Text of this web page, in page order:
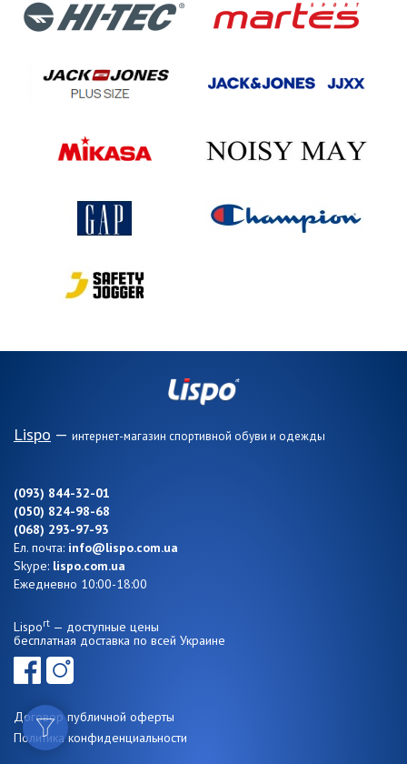
Lispo — интернет-магазин спортивной обуви и одежды
(093) 844-32-01
(050) 824-98-68
(068) 293-97-93
Ел. почта: info@lispo.com.ua
Skype: lispo.com.ua
Ежедневно 10:00-18:00
Lisport — доступные цены
бесплатная доставка по всей Украине
Договор публичной оферты
Политика конфиденциальности